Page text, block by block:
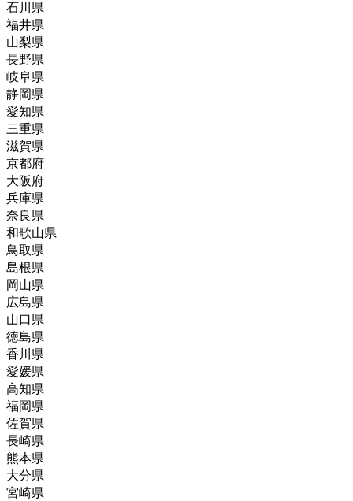
石川県
福井県
山梨県
長野県
岐阜県
静岡県
愛知県
三重県
滋賀県
京都府
大阪府
兵庫県
奈良県
和歌山県
鳥取県
島根県
岡山県
広島県
山口県
徳島県
香川県
愛媛県
高知県
福岡県
佐賀県
長崎県
熊本県
大分県
宮崎県